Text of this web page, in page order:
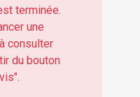
terminée.
une
consulter
du bouton